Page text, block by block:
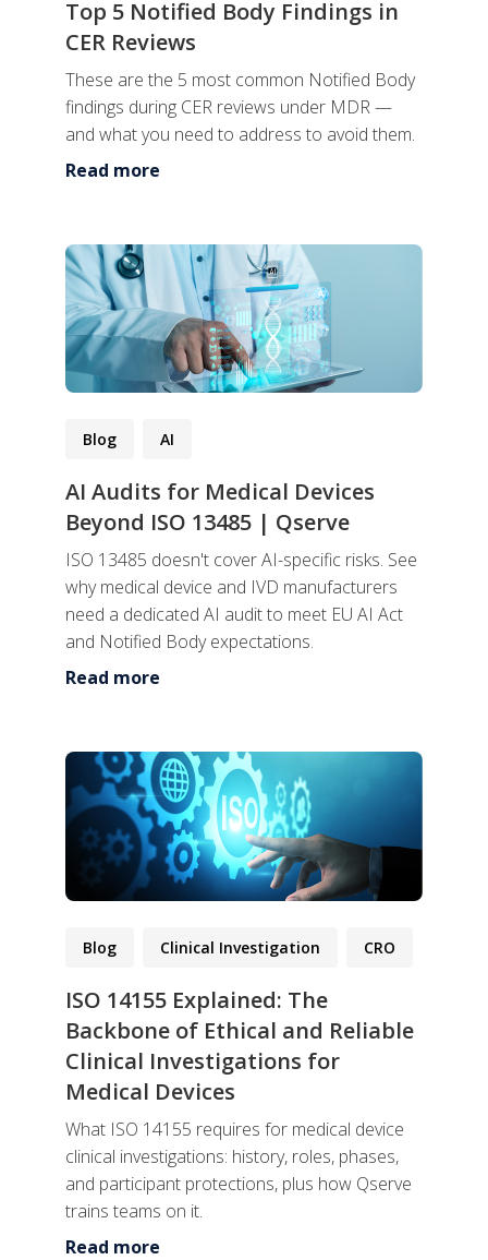
Top 5 Notified Body Findings in
CER Reviews
These are the 5 most common Notified Body
findings during CER reviews under MDR —
and what you need to address to avoid them.
Read more
Blog AI
AI Audits for Medical Devices
Beyond ISO 13485 | Qserve
ISO 13485 doesn't cover AI-specific risks. See
why medical device and IVD manufacturers
need a dedicated AI audit to meet EU AI Act
and Notified Body expectations.
Read more
Blog Clinical Investigation CRO
ISO 14155 Explained: The
Backbone of Ethical and Reliable
Clinical Investigations for
Medical Devices
What ISO 14155 requires for medical device
clinical investigations: history, roles, phases,
and participant protections, plus how Qserve
trains teams on it.
Read more